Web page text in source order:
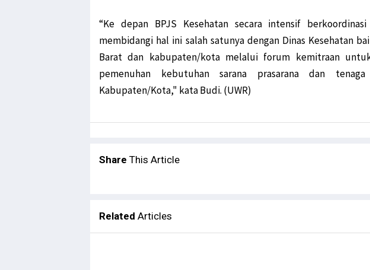
“Ke depan BPJS Kesehatan secara intensif
membidangi hal ini salah satunya dengan Dinas Kesehatan
Barat dan kabupaten/kota melalui forum kemitraan
pemenuhan kebutuhan sarana prasarana dan
Kabupaten/Kota," kata Budi. (UWR)
Share This Article
Related Articles